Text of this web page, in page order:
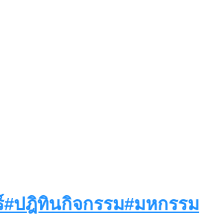
#ปฎิทินกิจกรรม#มหกรรม